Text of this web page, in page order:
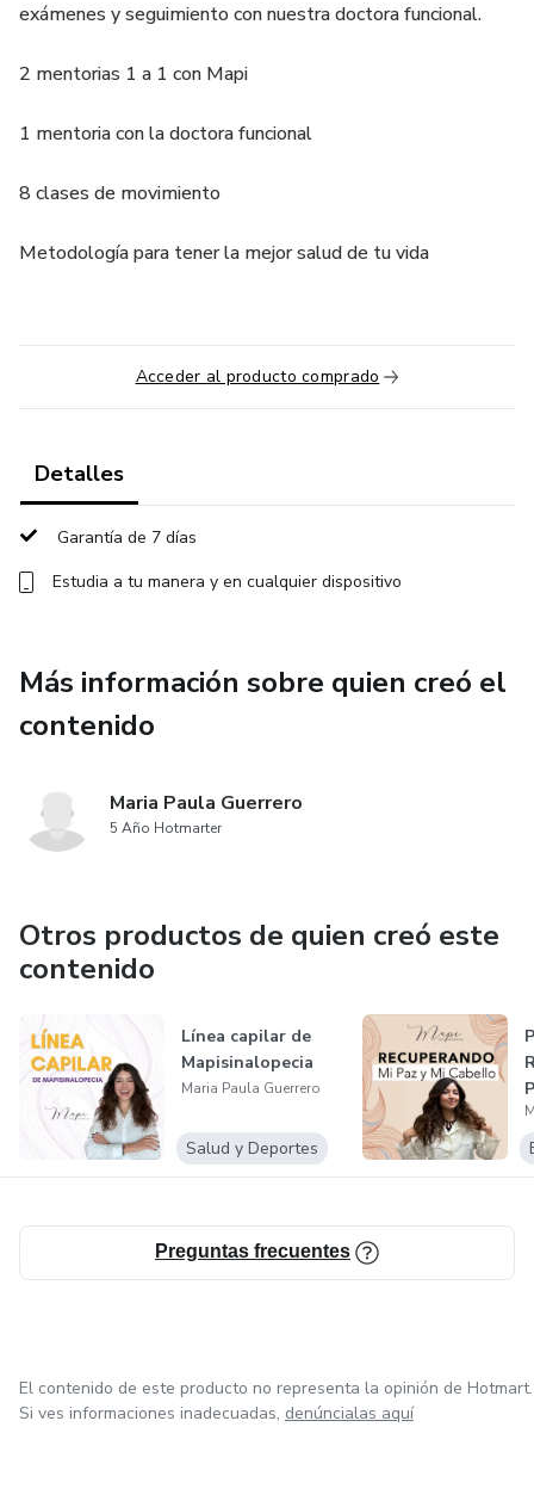
exámenes y seguimiento con nuestra doctora funcional.
2 mentorias 1 a 1 con Mapi
1 mentoria con la doctora funcional
8 clases de movimiento
Metodología para tener la mejor salud de tu vida
Acceder al producto comprado
Detalles
Garantía de 7 días
Estudia a tu manera y en cualquier dispositivo
Más información sobre quien creó el
contenido
Maria Paula Guerrero
5 Año Hotmarter
Otros productos de quien creó este
contenido
Línea capilar de
Mapisinalopecia
Maria Paula Guerrero
Salud y Deportes
Preguntas frecuentes
El contenido de este producto no representa la opinión de Hotmart.
Si ves informaciones inadecuadas, denúncialas aquí